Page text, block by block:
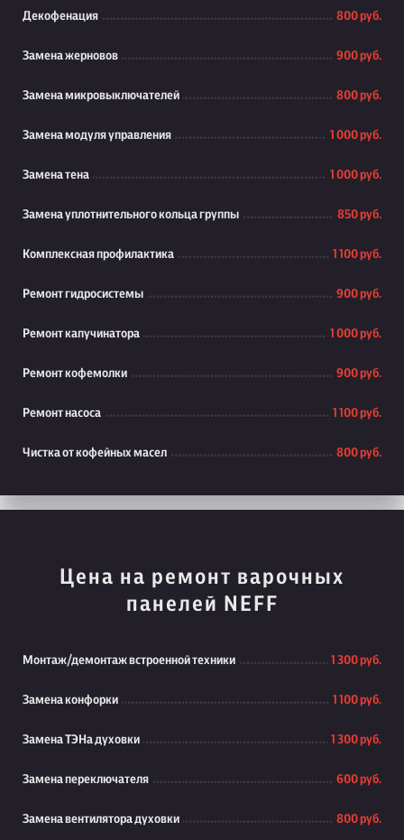
Декофенация 800 руб.
Замена жерновов 900 руб.
Замена микровыключателей 800 руб.
Замена модуля управления 1 000 руб.
Замена тена 1 000 руб.
Замена уплотнительного кольца группы 850 руб.
Комплексная профилактика 1 100 руб.
Ремонт гидросистемы 900 руб.
Ремонт капучинатора 1 000 руб.
Ремонт кофемолки 900 руб.
Ремонт насоса 1 100 руб.
Чистка от кофейных масел 800 руб.
Цена на ремонт варочных
панелей NEFF
Монтаж/демонтаж встроенной техники 1 300 руб.
Замена конфорки 1 100 руб.
Замена ТЭНа духовки 1 300 руб.
Замена переключателя 600 руб.
Замена вентилятора духовки 800 руб.